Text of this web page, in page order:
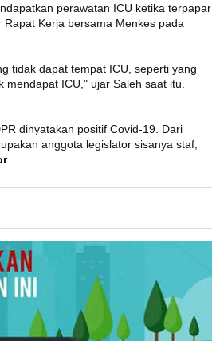
perawatan ICU ketika terpapar
Kerja bersama Menkes pada
tidak dapat tempat ICU, seperti yang
ICU," ujar Saleh saat itu.
dinyatakan positif Covid-19. Dari
anggota legislator sisanya staf,